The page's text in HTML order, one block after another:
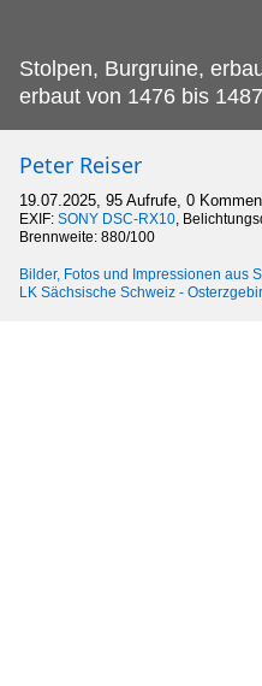
Stolpen, Burgruine,
erbaut von 1476 bis
Peter Reiser
19.07.2025, 95 Aufrufe, 0
EXIF: SONY DSC-RX10,
Brennweite: 880/100
Bilder, Fotos und Impressionen aus
LK Sächsische Schweiz -